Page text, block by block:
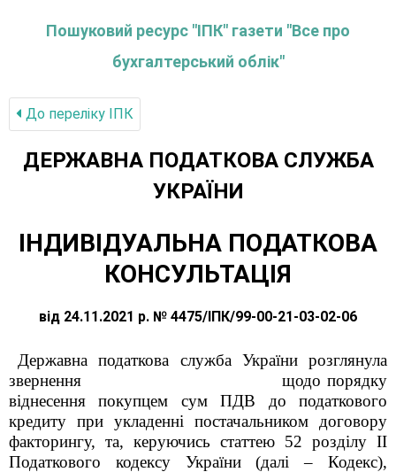
Пошуковий ресурс "ІПК" газети "Все про
бухгалтерський облік"
До переліку IПК
ДЕРЖАВНА ПОДАТКОВА СЛУЖБА
УКРАЇНИ
ІНДИВІДУАЛЬНА ПОДАТКОВА
КОНСУЛЬТАЦІЯ
від 24.11.2021 р. № 4475/ІПК/99-00-21-03-02-06
Державна податкова служба України розглянула
звернення щодо порядку
віднесення покупцем сум ПДВ до податкового
кредиту при укладенні постачальником договору
факторингу, та, керуючись статтею 52 розділу ІІ
Податкового кодексу України (далі – Кодекс),